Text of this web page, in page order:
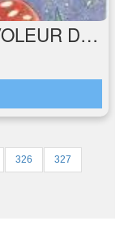
MIMOSE ET SAM ET LE VOLEUR DE FRUITS
326 327